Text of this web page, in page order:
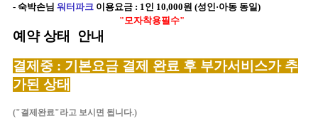
- 숙박손님 워터파크 이용요금 : 1인 10,000원 (성인·아동 동일)
"모자착용필수"
예약 상태 안내
결제중 : 기본요금 결제 완료 후 부가서비스가 추
가된 상태
("결제완료"라고 보시면 됩니다.)